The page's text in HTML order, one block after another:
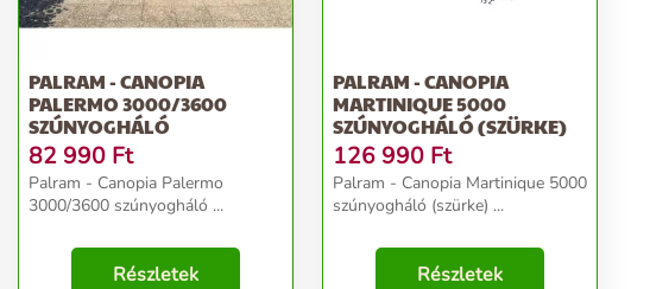
PALRAM - CANOPIA
PALERMO 3000/3600
SZÚNYOGHÁLÓ
82 990 Ft
Palram - Canopia Palermo
3000/3600 szúnyogháló ...
Részletek
PALRAM - CANOPIA
MARTINIQUE 5000
SZÚNYOGHÁLÓ (SZÜRKE)
126 990 Ft
Palram - Canopia Martinique 5000
szúnyogháló (szürke) ...
Részletek